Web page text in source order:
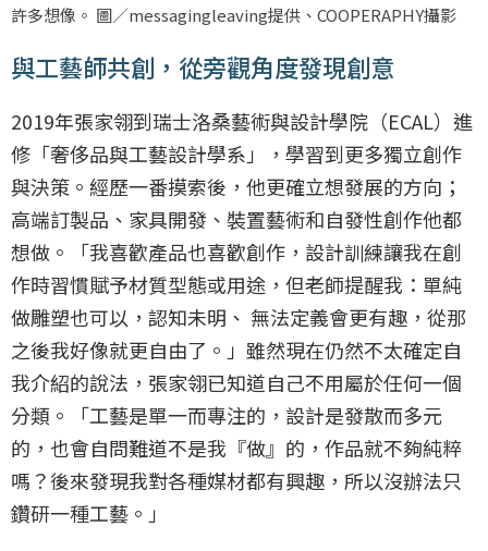
許多想像。 圖／messagingleaving提供、COOPERAPHY攝影
與工藝師共創，從旁觀角度發現創意
2019年張家翎到瑞士洛桑藝術與設計學院（ECAL）進
修「奢侈品與工藝設計學系」，學習到更多獨立創作
與決策。經歷一番摸索後，他更確立想發展的方向；
高端訂製品、家具開發、裝置藝術和自發性創作他都
想做。「我喜歡產品也喜歡創作，設計訓練讓我在創
作時習慣賦予材質型態或用途，但老師提醒我：單純
做雕塑也可以，認知未明、 無法定義會更有趣，從那
之後我好像就更自由了。」雖然現在仍然不太確定自
我介紹的說法，張家翎已知道自己不用屬於任何一個
分類。「工藝是單一而專注的，設計是發散而多元
的，也會自問難道不是我『做』的，作品就不夠純粹
嗎？後來發現我對各種媒材都有興趣，所以沒辦法只
鑽研一種工藝。」